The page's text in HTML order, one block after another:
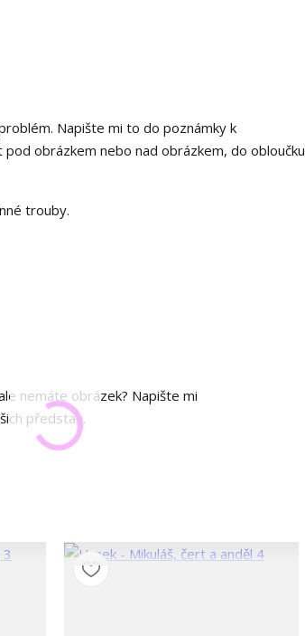
Napište mi to do poznámky k
obrázkem nebo nad obrázkem, do obloučku
trouby.
nemáte obrázek? Napište mi
představ.